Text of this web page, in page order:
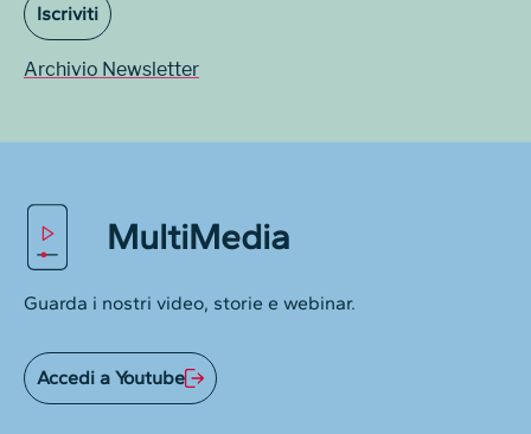
Iscriviti
Archivio Newsletter
MultiMedia
Guarda i nostri video, storie e webinar.
Accedi a Youtube